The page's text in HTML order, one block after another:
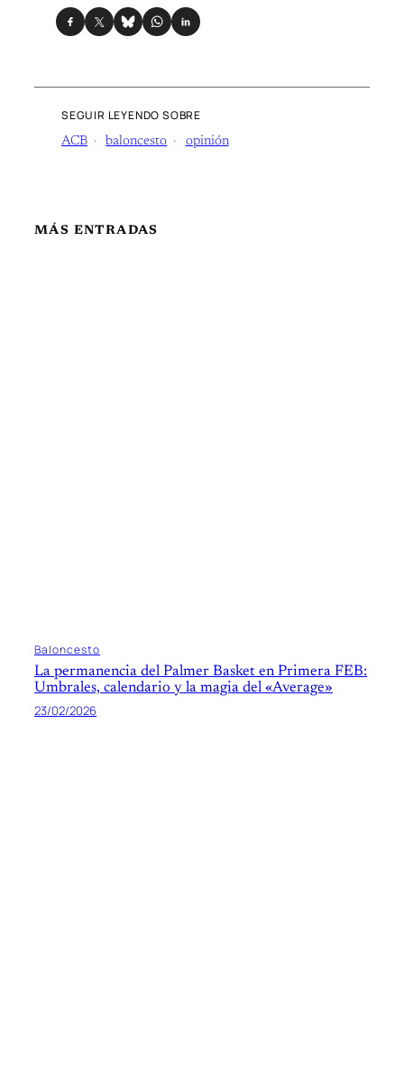
SEGUIR LEYENDO SOBRE
ACB baloncesto opinión
MÁS ENTRADAS
Baloncesto
La permanencia del Palmer Basket en Primera FEB:
Umbrales, calendario y la magia del «Average»
23/02/2026